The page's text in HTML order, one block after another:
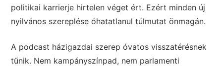
politikai karrierje hirtelen véget ért. Ezért minden új
nyilvános szereplése óhatatlanul túlmutat önmagán.
A podcast házigazdai szerep óvatos visszatérésnek
tűnik. Nem kampányszínpad, nem parlamenti